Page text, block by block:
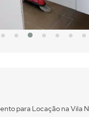
para Locação na Vila